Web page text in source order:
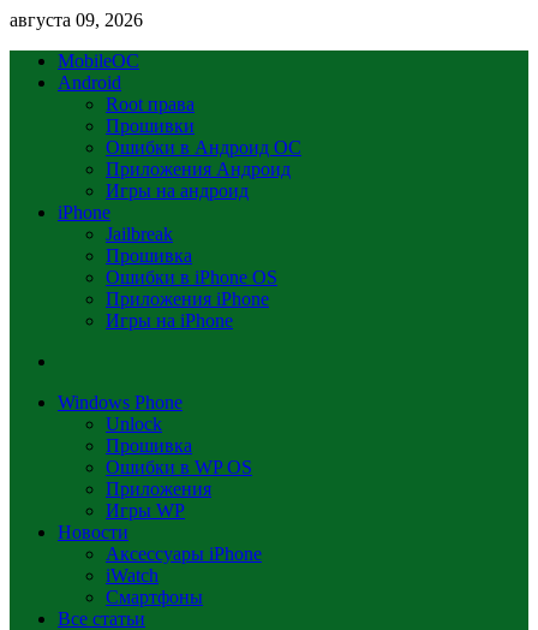
августа 09, 2026
MobileOC
Android
Root права
Прошивки
Ошибки в Андроид OC
Приложения Андроид
Игры на андроид
iPhone
Jailbreak
Прошивка
Ошибки в iPhone OS
Приложения iPhone
Игры на iPhone
Windows Phone
Unlock
Прошивка
Ошибки в WP OS
Приложения
Игры WP
Новости
Аксессуары iPhone
iWatch
Смартфоны
Все статьи